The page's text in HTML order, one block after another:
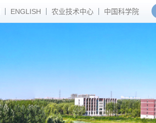
ENGLISH 农业技术中心 中国科学院